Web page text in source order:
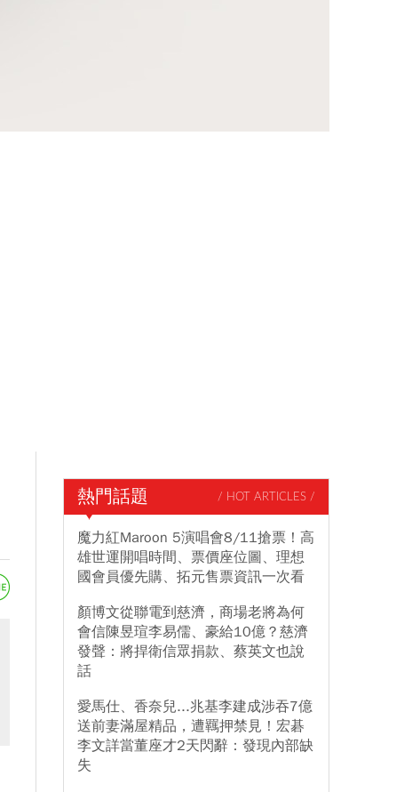
熱門話題 / HOT ARTICLES /
魔力紅Maroon 5演唱會8/11搶票！高
雄世運開唱時間、票價座位圖、理想
國會員優先購、拓元售票資訊一次看
顏博文從聯電到慈濟，商場老將為何
會信陳昱瑄李易儒、豪給10億？慈濟
發聲：將捍衛信眾捐款、蔡英文也說
話
愛馬仕、香奈兒...兆基李建成涉吞7億
送前妻滿屋精品，遭羈押禁見！宏碁
李文詳當董座才2天閃辭：發現內部缺
失